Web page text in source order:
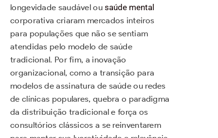
longevidade saudável ousaúde mental
corporativa criaram mercados inteiros
para populações que não se sentiam
atendidas pelo modelo de saúde
tradicional. Por fim, a inovação
organizacional, como a transição para
modelos de assinatura de saúde ou redes
de clínicas populares, quebra o paradigma
da distribuição tradicional e força os
consultórios clássicos a se reinventarem